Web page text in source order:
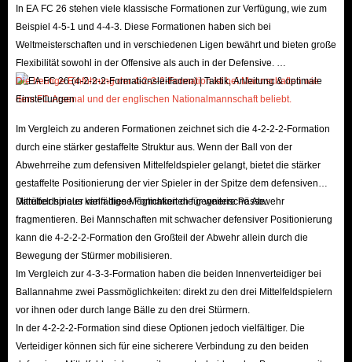
In EA FC 26 stehen viele klassische Formationen zur Verfügung, wie zum
Beispiel 4-5-1 und 4-4-3. Diese Formationen haben sich bei
Weltmeisterschaften und in verschiedenen Ligen bewährt und bieten große
Flexibilität sowohl in der Offensive als auch in der Defensive.
Die heutige Einführung der 4-2-2-2-Formation ist bei Mannschaften wie
dem FC Arsenal und der englischen Nationalmannschaft beliebt.
Im Vergleich zu anderen Formationen zeichnet sich die 4-2-2-2-Formation
durch eine stärker gestaffelte Struktur aus. Wenn der Ball von der
Abwehrreihe zum defensiven Mittelfeldspieler gelangt, bietet die stärker
gestaffelte Positionierung der vier Spieler in der Spitze dem defensiven
Mittelfeldspieler vielfältige Möglichkeiten für weitere Pässe.
Darüber hinaus kann diese Formation die gegnerische Abwehr
fragmentieren. Bei Mannschaften mit schwacher defensiver Positionierung
kann die 4-2-2-2-Formation den Großteil der Abwehr allein durch die
Bewegung der Stürmer mobilisieren.
Im Vergleich zur 4-3-3-Formation haben die beiden Innenverteidiger bei
Ballannahme zwei Passmöglichkeiten: direkt zu den drei Mittelfeldspielern
vor ihnen oder durch lange Bälle zu den drei Stürmern.
In der 4-2-2-2-Formation sind diese Optionen jedoch vielfältiger. Die
Verteidiger können sich für eine sicherere Verbindung zu den beiden